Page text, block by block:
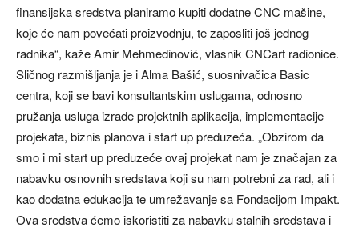
finansijska sredstva planiramo kupiti dodatne CNC mašine,
koje će nam povećati proizvodnju, te zaposliti još jednog
radnika“, kaže Amir Mehmedinović, vlasnik CNCart radionice.
Sličnog razmišljanja je i Alma Bašić, suosnivačica Basic
centra, koji se bavi konsultantskim uslugama, odnosno
pružanja usluga izrade projektnih aplikacija, implementacije
projekata, biznis planova i start up preduzeća. „Obzirom da
smo i mi start up preduzeće ovaj projekat nam je značajan za
nabavku osnovnih sredstava koji su nam potrebni za rad, ali i
kao dodatna edukacija te umrežavanje sa Fondacijom Impakt.
Ova sredstva ćemo iskoristiti za nabavku stalnih sredstava i